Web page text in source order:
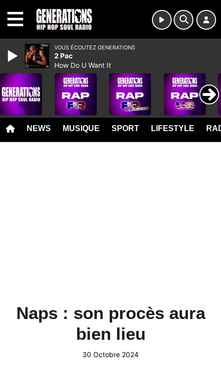
NEWS MUSIQUE SPORT LIFESTYLE
Naps : son procès aura
bien lieu
30 Octobre 2024
VOUS ÉCOUTEZ GENERATIONS
2 Pac
How Do U Want It